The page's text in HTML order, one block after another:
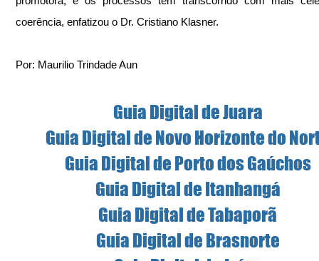
coerência, enfatizou o Dr. Cristiano Klasner.
Por: Maurilio Trindade Aun
Guia Digital de Juara
Guia Digital de Novo Horizonte do
Guia Digital de Porto dos Gaúchos
Guia Digital de Itanhangá
Guia Digital de Tabaporã
Guia Digital de Brasnorte